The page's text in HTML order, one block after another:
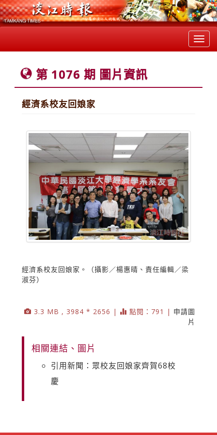
第 1076 期 圖片資訊
經濟系校友回娘家
經濟系校友回娘家。（攝影／楊惠晴、責任編輯／梁
淑芬）
3.3 MB , 3984 * 2656 | 點閱：791 | 申請圖
片
相關連結、圖片
引用新聞：眾校友回娘家齊賀68校
慶